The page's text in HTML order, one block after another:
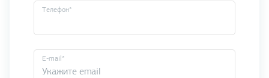
Телефон*
E-mail*